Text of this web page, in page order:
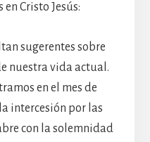
Cristo Jesús:
sugerentes sobre
nuestra vida actual.
en el mes de
intercesión por las
con la solemnidad